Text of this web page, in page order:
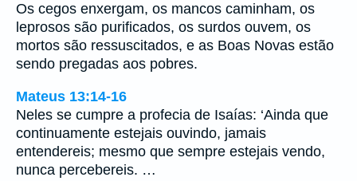
Os cegos enxergam, os mancos caminham, os
leprosos são purificados, os surdos ouvem, os
mortos são ressuscitados, e as Boas Novas estão
sendo pregadas aos pobres.
Mateus 13:14-16
Neles se cumpre a profecia de Isaías: ‘Ainda que
continuamente estejais ouvindo, jamais
entendereis; mesmo que sempre estejais vendo,
nunca percebereis. …